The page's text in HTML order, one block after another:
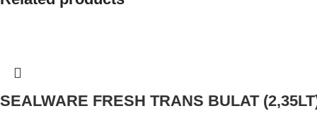
SEALWARE FRESH TRANS BULAT